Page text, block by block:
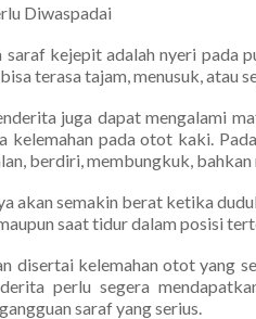
Diwaspadai
saraf kejepit adalah nyeri pada
terasa tajam, menusuk, atau
juga dapat mengalami
kelemahan pada otot kaki.
berdiri, membungkuk, bahkan
akan semakin berat ketika
saat tidur dalam posisi
disertai kelemahan otot yang
perlu segera
saraf yang serius.